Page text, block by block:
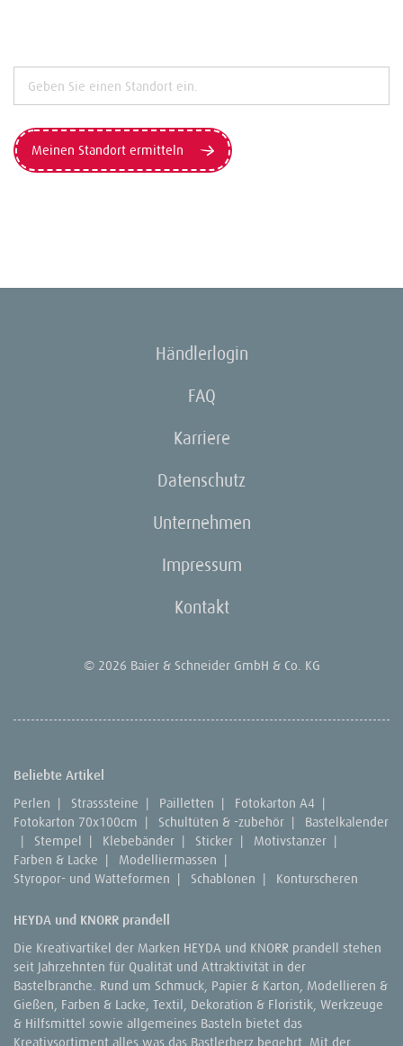
Meinen Standort ermitteln
Händlerlogin
FAQ
Karriere
Datenschutz
Unternehmen
Impressum
Kontakt
© 2026 Baier & Schneider GmbH & Co. KG
Beliebte Artikel
Perlen | Strasssteine | Pailletten | Fotokarton A4 |
Fotokarton 70x100cm | Schultüten & -zubehör |
Bastelkalender
|
Stempel | Klebebänder | Sticker | Motivstanzer |
Farben & Lacke | Modelliermassen |
Styropor- und Watteformen | Schablonen | Konturscheren
HEYDA und KNORR prandell
Die Kreativartikel der Marken HEYDA und KNORR prandell stehen
seit Jahrzehnten für Qualität und Attraktivität in der
Bastelbranche. Rund um Schmuck, Papier & Karton, Modellieren &
Gießen, Farben & Lacke, Textil, Dekoration & Floristik, Werkzeuge
& Hilfsmittel sowie allgemeines Basteln bietet das
Kreativsortiment alles was das Bastlerherz begehrt. Mit der